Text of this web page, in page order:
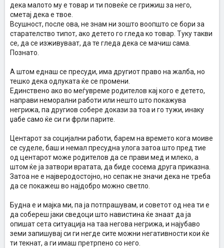
дека малото му е товар и ти повеќе се грижиш за него,
сметај дека е твое.
Всушност, после ова, не знам ни зошто воопшто се бори за
старателство типот, ако детето го гледа ко товар. Туку такви
се, да се изживуваат, да те гледа дека се мачиш сама.
Познато.
А штом еднаш се пресуди, има другиот право на жалба, но
тешко дека одлуката ќе се промени.
Единствено ако во меѓувреме родителов кај кого е детето,
направи неморални работи или нешто што покажува
негрижа, па другиов собере докази за тоа и го тужи, инаку
џабе само ќе си ги фрли парите.
Центарот за социјални работи, барем на времето кога моиве
се суделе, баш и немал пресудна улога затоа што пред тие
од центарот може родителов да се прави мед и млеко, а
штом ќе ја затвори вратата, да биде сосема друга приказна.
Затоа не е најверодостојно, но сепак не значи дека не треба
да се покажеш во најдобро можно светло.
Будна е и мајка ми, па ја потпрашувам, и советот од неа ти е
да собереш јаки сведоци што навистина ќе знаат да ја
опишат сета ситуација на таа негова негрижа, и најубаво
земи запишувај си ги негде сите можни негативности кои ќе
ти текнат, а ги имаш претрпено со него.